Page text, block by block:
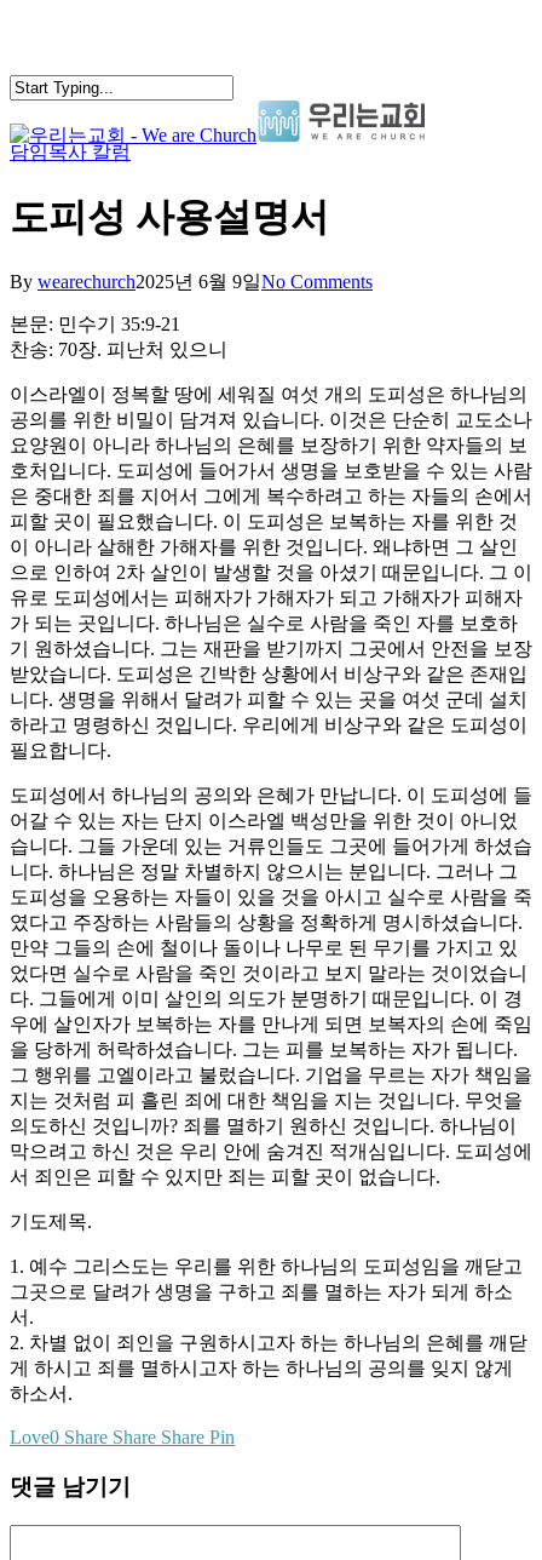
content
search
Menu
담임목사 칼럼
도피성 사용설명서
By wearechurch2025년 6월 9일No Comments
본문: 민수기 35:9-21
찬송: 70장. 피난처 있으니
이스라엘이 정복할 땅에 세워질 여섯 개의 도피성은 하나님의
공의를 위한 비밀이 담겨져 있습니다. 이것은 단순히 교도소나
요양원이 아니라 하나님의 은혜를 보장하기 위한 약자들의 보
호처입니다. 도피성에 들어가서 생명을 보호받을 수 있는 사람
은 중대한 죄를 지어서 그에게 복수하려고 하는 자들의 손에서
피할 곳이 필요했습니다. 이 도피성은 보복하는 자를 위한 것
이 아니라 살해한 가해자를 위한 것입니다. 왜냐하면 그 살인
으로 인하여 2차 살인이 발생할 것을 아셨기 때문입니다. 그 이
유로 도피성에서는 피해자가 가해자가 되고 가해자가 피해자
가 되는 곳입니다. 하나님은 실수로 사람을 죽인 자를 보호하
기 원하셨습니다. 그는 재판을 받기까지 그곳에서 안전을 보장
받았습니다. 도피성은 긴박한 상황에서 비상구와 같은 존재입
니다. 생명을 위해서 달려가 피할 수 있는 곳을 여섯 군데 설치
하라고 명령하신 것입니다. 우리에게 비상구와 같은 도피성이
필요합니다.
도피성에서 하나님의 공의와 은혜가 만납니다. 이 도피성에 들
어갈 수 있는 자는 단지 이스라엘 백성만을 위한 것이 아니었
습니다. 그들 가운데 있는 거류인들도 그곳에 들어가게 하셨습
니다. 하나님은 정말 차별하지 않으시는 분입니다. 그러나 그
도피성을 오용하는 자들이 있을 것을 아시고 실수로 사람을 죽
였다고 주장하는 사람들의 상황을 정확하게 명시하셨습니다.
만약 그들의 손에 철이나 돌이나 나무로 된 무기를 가지고 있
었다면 실수로 사람을 죽인 것이라고 보지 말라는 것이었습니
다. 그들에게 이미 살인의 의도가 분명하기 때문입니다. 이 경
우에 살인자가 보복하는 자를 만나게 되면 보복자의 손에 죽임
을 당하게 허락하셨습니다. 그는 피를 보복하는 자가 됩니다.
그 행위를 고엘이라고 불렀습니다. 기업을 무르는 자가 책임을
지는 것처럼 피 흘린 죄에 대한 책임을 지는 것입니다. 무엇을
의도하신 것입니까? 죄를 멸하기 원하신 것입니다. 하나님이
막으려고 하신 것은 우리 안에 숨겨진 적개심입니다. 도피성에
서 죄인은 피할 수 있지만 죄는 피할 곳이 없습니다.
기도제목.
1. 예수 그리스도는 우리를 위한 하나님의 도피성임을 깨닫고
그곳으로 달려가 생명을 구하고 죄를 멸하는 자가 되게 하소
서.
2. 차별 없이 죄인을 구원하시고자 하는 하나님의 은혜를 깨닫
게 하시고 죄를 멸하시고자 하는 하나님의 공의를 잊지 않게
하소서.
Love0 Share Share Share Pin
댓글 남기기